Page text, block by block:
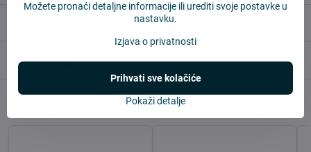
Reviews 0
Alternativni proizvodi
Možete pronaći detaljne informacije ili urediti svoje postavke u
nastavku.
Izjava o privatnosti
Pokaži detalje
Prihvati sve kolačiće